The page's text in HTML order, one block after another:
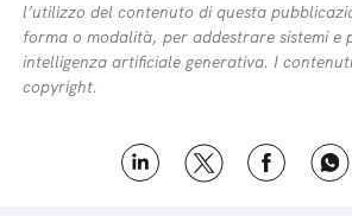
l’utilizzo del contenuto di questa
forma o modalità, per addestrare sistemi e
intelligenza artificiale generativa. I
copyright.